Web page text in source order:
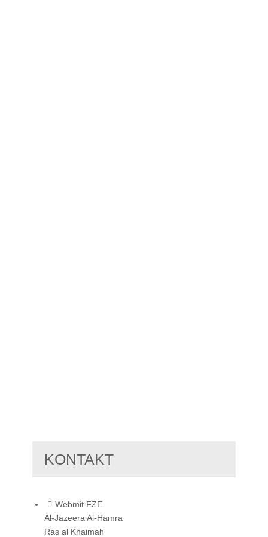
KONTAKT
Webmit FZE
Al-Jazeera Al-Hamra
Ras al Khaimah